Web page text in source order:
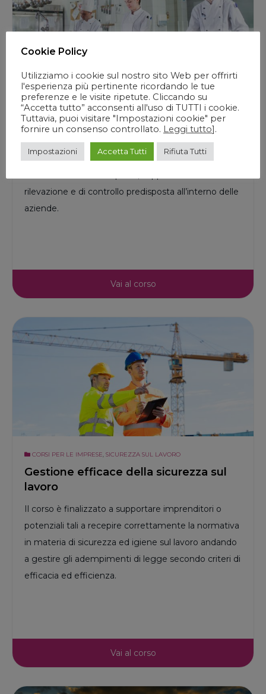
CORSI PER LE IMPRESE,SICUREZZA SUL LAVORO
La formazione su H.A.C.C.P.
Il corso è finalizzato alla conoscenza del sistema di
autocontrollo igienico-sanitario HACCP per rendere i
comportamenti dei singoli, coerenti con la
rilevazione e di controllo predisposta all’interno delle
aziende.
Vai al corso
CORSI PER LE IMPRESE, SICUREZZA SUL LAVORO
Gestione efficace della sicurezza sul
lavoro
Il corso è finalizzato a supportare imprenditori o
potenziali tali a recepire correttamente la normativa
in materia di sicurezza ed igiene sul lavoro andando
a gestire gli adempimenti di legge secondo criteri di
efficacia ed efficienza.
Vai al corso
Cookie Policy
Utilizziamo i cookie sul nostro sito Web per offrirti
l'esperienza più pertinente ricordando le tue
preferenze e le visite ripetute. Cliccando su
“Accetta tutto” acconsenti all'uso di TUTTI i cookie.
Tuttavia, puoi visitare "Impostazioni cookie" per
fornire un consenso controllato. Leggi tutto].
Impostazioni Accetta Tutti Rifiuta Tutti